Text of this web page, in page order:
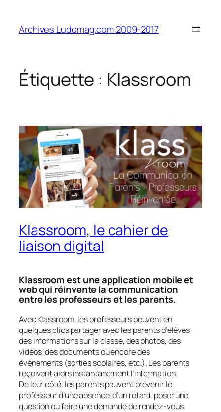
contenu
Archives Ludomag.com 2009-2017
Étiquette : Klassroom
Klassroom, le cahier de
liaison digital
Klassroom est une application mobile et
web qui réinvente la communication
entre les professeurs et les parents.
Avec Klassroom, les professeurs peuvent en
quelques clics partager avec les parents d’élèves
des informations sur la classe, des photos, des
vidéos, des documents ou encore des
événements (sorties scolaires, etc.). Les parents
reçoivent alors instantanément l’information.
De leur côté, les parents peuvent prévenir le
professeur d’une absence, d’un retard, poser une
question ou faire une demande de rendez-vous.